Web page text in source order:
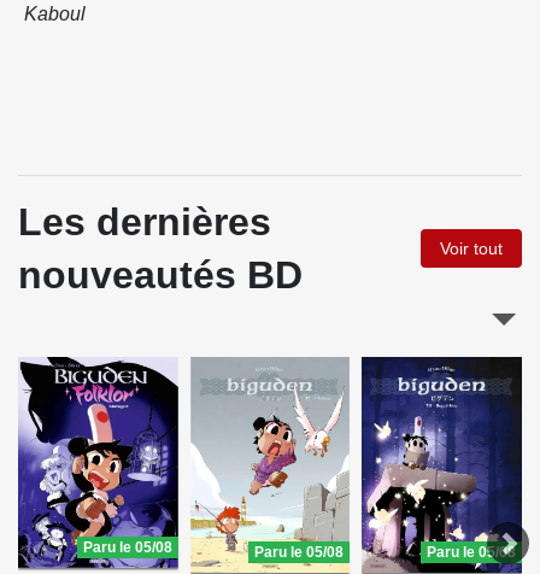
Kaboul
Les dernières
nouveautés BD
Voir tout
Paru le 05/08 Paru le 05/08 Paru le 05/08